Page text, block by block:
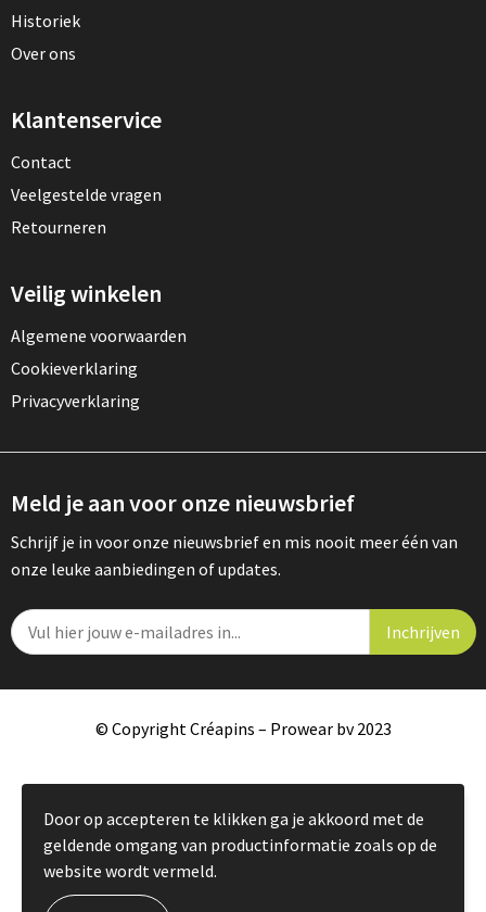
Historiek
Over ons
Klantenservice
Contact
Veelgestelde vragen
Retourneren
Veilig winkelen
Algemene voorwaarden
Cookieverklaring
Privacyverklaring
Meld je aan voor onze nieuwsbrief
Schrijf je in voor onze nieuwsbrief en mis nooit meer één van
onze leuke aanbiedingen of updates.
© Copyright Créapins – Prowear bv 2023
Door op accepteren te klikken ga je akkoord met de
geldende omgang van productinformatie zoals op de
website wordt vermeld.